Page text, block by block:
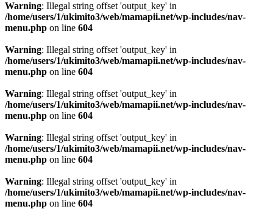
Warning: Illegal string offset 'output_key' in
/home/users/1/ukimito3/web/mamapii.net/wp-includes/nav-
menu.php on line 604
Warning: Illegal string offset 'output_key' in
/home/users/1/ukimito3/web/mamapii.net/wp-includes/nav-
menu.php on line 604
Warning: Illegal string offset 'output_key' in
/home/users/1/ukimito3/web/mamapii.net/wp-includes/nav-
menu.php on line 604
Warning: Illegal string offset 'output_key' in
/home/users/1/ukimito3/web/mamapii.net/wp-includes/nav-
menu.php on line 604
Warning: Illegal string offset 'output_key' in
/home/users/1/ukimito3/web/mamapii.net/wp-includes/nav-
menu.php on line 604